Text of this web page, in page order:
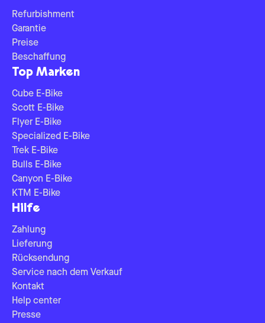
Refurbishment
Garantie
Preise
Beschaffung
Top Marken
Cube E-Bike
Scott E-Bike
Flyer E-Bike
Specialized E-Bike
Trek E-Bike
Bulls E-Bike
Canyon E-Bike
KTM E-Bike
Hilfe
Zahlung
Lieferung
Rücksendung
Service nach dem Verkauf
Kontakt
Help center
Presse